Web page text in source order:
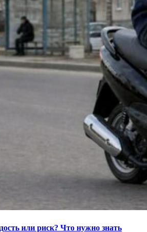
или риск? Что нужно знать